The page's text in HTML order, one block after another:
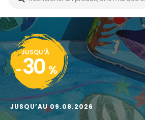
JUSQU'À
- 30 %
JUSQU’AU 09.08.2026